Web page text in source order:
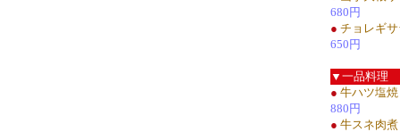
680円
● チョレギ
650円
▼一品料理
● 牛ハツ塩
880円
● 牛スネ肉